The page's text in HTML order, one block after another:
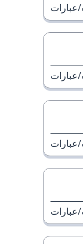
عبارات
عبارات
عبارات
عبارات